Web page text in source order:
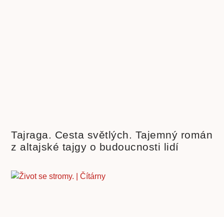
Tajraga. Cesta světlých. Tajemný román
z altajské tajgy o budoucnosti lidí